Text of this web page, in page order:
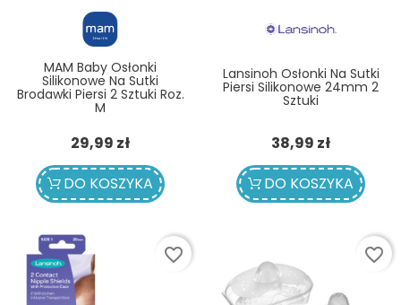
MAM Baby Osłonki
Silikonowe Na Sutki
Brodawki Piersi 2 Sztuki Roz.
M
29,99 złCena
DO KOSZYKA
Lansinoh Osłonki Na Sutki
Piersi Silikonowe 24mm 2
Sztuki
38,99 złCena
DO KOSZYKA
favorite_border favorite_border